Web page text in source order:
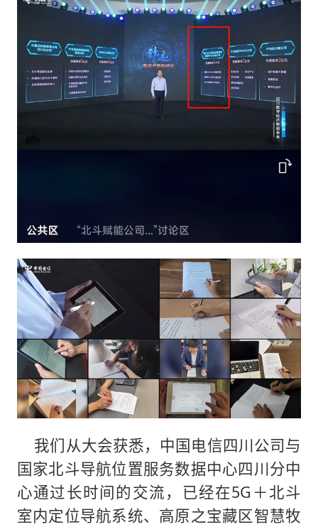
我们从大会获悉，中国电信四川公司与
国家北斗导航位置服务数据中心四川分中
心通过长时间的交流，已经在5G＋北斗
室内定位导航系统、高原之宝藏区智慧牧